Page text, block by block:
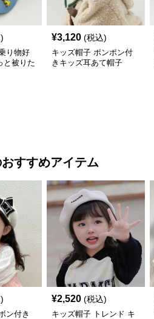
り物好
と被りた
¥3,120 (税込)
キッズ帽子 ポンポン付
きキッズ耳あて帽子
すすめアイテム
ン付き
¥2,520 (税込)
キッズ帽子 トレンド キ